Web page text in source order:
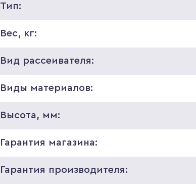
Тип:
Вес, кг:
Вид рассеивателя:
Виды материалов:
Высота, мм:
Гарантия магазина:
Гарантия производителя: